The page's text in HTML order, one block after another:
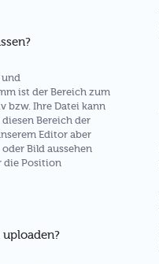
und
ist der Bereich zum
bzw. Ihre Datei kann
Bereich der
Editor aber
Bild aussehen
die Position